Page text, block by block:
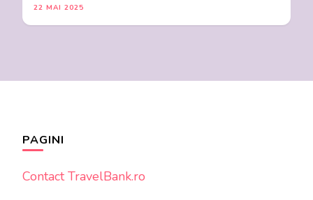
22 MAI 2025
PAGINI
Contact TravelBank.ro